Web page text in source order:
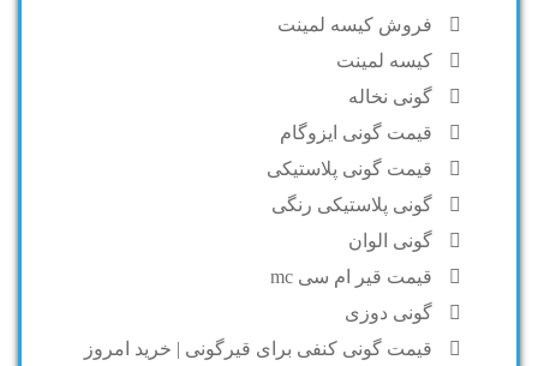
فروش کیسه لمینت
کیسه لمینت
گونی نخاله
قیمت گونی ایزوگام
قیمت گونی پلاستیکی
گونی پلاستیکی رنگی
گونی الوان
قیمت قیر ام سی mc
گونی دوزی
قیمت گونی کنفی برای قیرگونی | خرید امروز